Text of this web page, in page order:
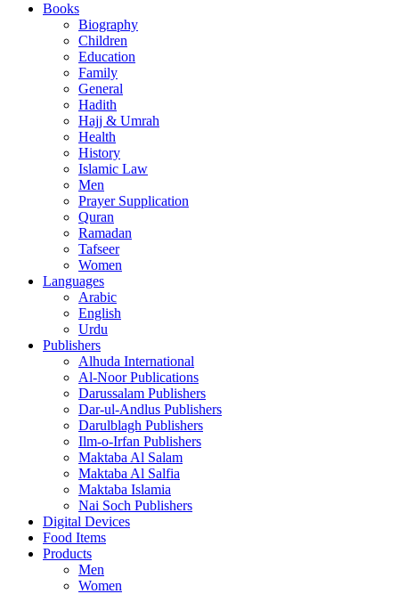
Books
Biography
Children
Education
Family
General
Hadith
Hajj & Umrah
Health
History
Islamic Law
Men
Prayer Supplication
Quran
Ramadan
Tafseer
Women
Languages
Arabic
English
Urdu
Publishers
Alhuda International
Al-Noor Publications
Darussalam Publishers
Dar-ul-Andlus Publishers
Darulblagh Publishers
Ilm-o-Irfan Publishers
Maktaba Al Salam
Maktaba Al Salfia
Maktaba Islamia
Nai Soch Publishers
Digital Devices
Food Items
Products
Men
Women